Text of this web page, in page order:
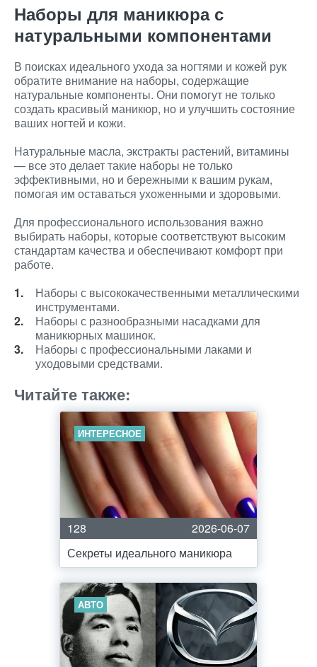
Наборы для маникюра с
натуральными компонентами
В поисках идеального ухода за ногтями и кожей рук
обратите внимание на наборы, содержащие
натуральные компоненты. Они помогут не только
создать красивый маникюр, но и улучшить состояние
ваших ногтей и кожи.
Натуральные масла, экстракты растений, витамины
— все это делает такие наборы не только
эффективными, но и бережными к вашим рукам,
помогая им оставаться ухоженными и здоровыми.
Для профессионального использования важно
выбирать наборы, которые соответствуют высоким
стандартам качества и обеспечивают комфорт при
работе.
Наборы с высококачественными металлическими
инструментами.
Наборы с разнообразными насадками для
маникюрных машинок.
Наборы с профессиональными лаками и
уходовыми средствами.
Читайте также:
ИНТЕРЕСНОЕ
128
2026-06-07
Секреты идеального маникюра
АВТО